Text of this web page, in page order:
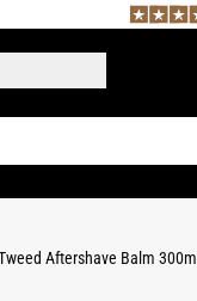
Aftershave Balm 300ml